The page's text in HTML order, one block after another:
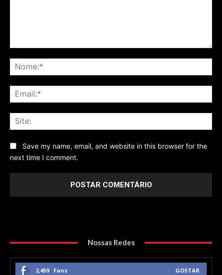
Save my name, email, and website in this browser for the
next time I comment.
Nossas Redes
2,459 Fans GOSTAR